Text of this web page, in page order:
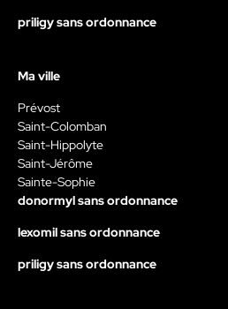
priligy sans ordonnance
Ma ville
Prévost
Saint-Colomban
Saint-Hippolyte
Saint-Jérôme
Sainte-Sophie
donormyl sans ordonnance
lexomil sans ordonnance
priligy sans ordonnance